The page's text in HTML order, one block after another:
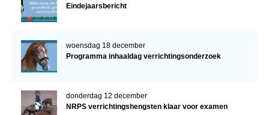
Eindejaarsbericht
woensdag 18 december
Programma inhaaldag verrichtingsonderzoek
donderdag 12 december
NRPS verrichtingshengsten klaar voor examen